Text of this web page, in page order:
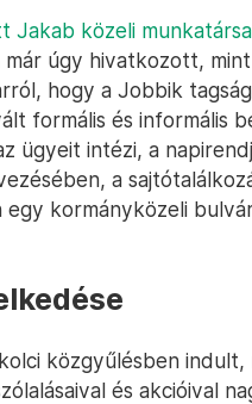
Jakab közeli munkatársa
úgy hivatkozott,
hogy a Jobbik
formális és informális
ügyeit intézi, a
a
egy kormányközeli
közgyűlésben
és akcióival